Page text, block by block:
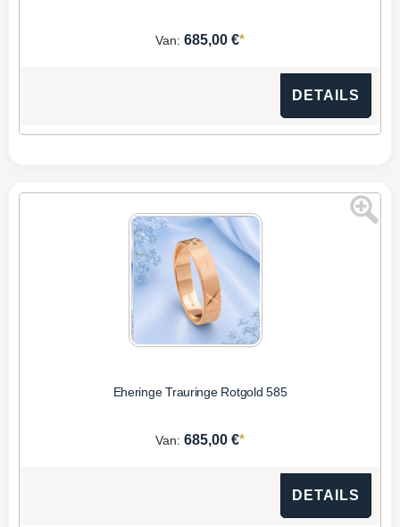
Van: 685,00 €*
DETAILS
Eheringe Trauringe Rotgold 585
Van: 685,00 €*
DETAILS